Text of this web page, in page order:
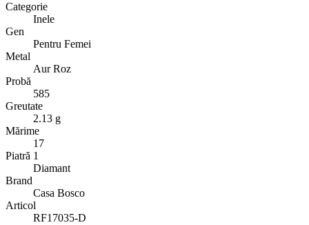
Categorie
Inele
Gen
Pentru Femei
Metal
Aur Roz
Probă
585
Greutate
2.13 g
Mărime
17
Piatră 1
Diamant
Brand
Casa Bosco
Articol
RF17035-D